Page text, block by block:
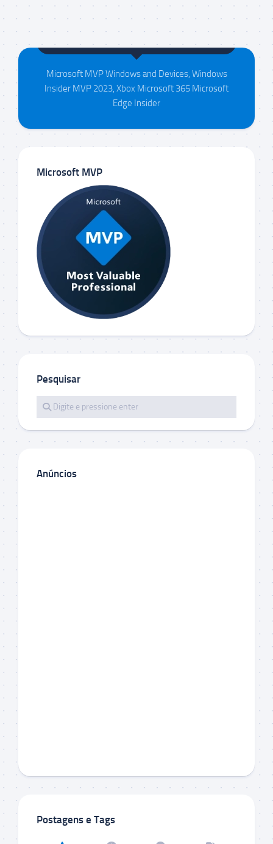
Maison da Silva
Microsoft MVP Windows and Devices, Windows
Insider MVP 2023, Xbox Microsoft 365 Microsoft
Edge Insider
Microsoft MVP
Pesquisar
Anúncios
Postagens e Tags